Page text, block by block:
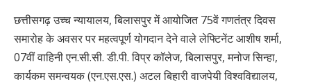
छत्तीसगढ़ उच्च न्यायालय, बिलासपुर में आयोजित 75वें गणतंत्र दिवस
समारोह के अवसर पर महत्वपूर्ण योगदान देने वाले लेफ्टिनेंट आशीष शर्मा,
07वीं वाहिनी एन.सी.सी. डी.पी. विप्र कॉलेज, बिलासपुर, मनोज सिन्हा,
कार्यकम समन्वयक (एन.एस.एस.) अटल बिहारी वाजपेयी विश्वविद्यालय,